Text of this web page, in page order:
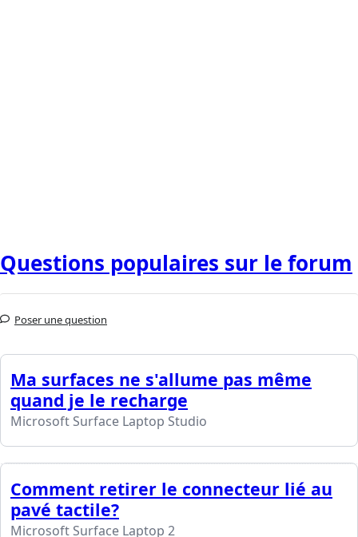
Questions populaires sur le forum
Poser une question
Ma surfaces ne s'allume pas même
quand je le recharge
Microsoft Surface Laptop Studio
Comment retirer le connecteur lié au
pavé tactile?
Microsoft Surface Laptop 2